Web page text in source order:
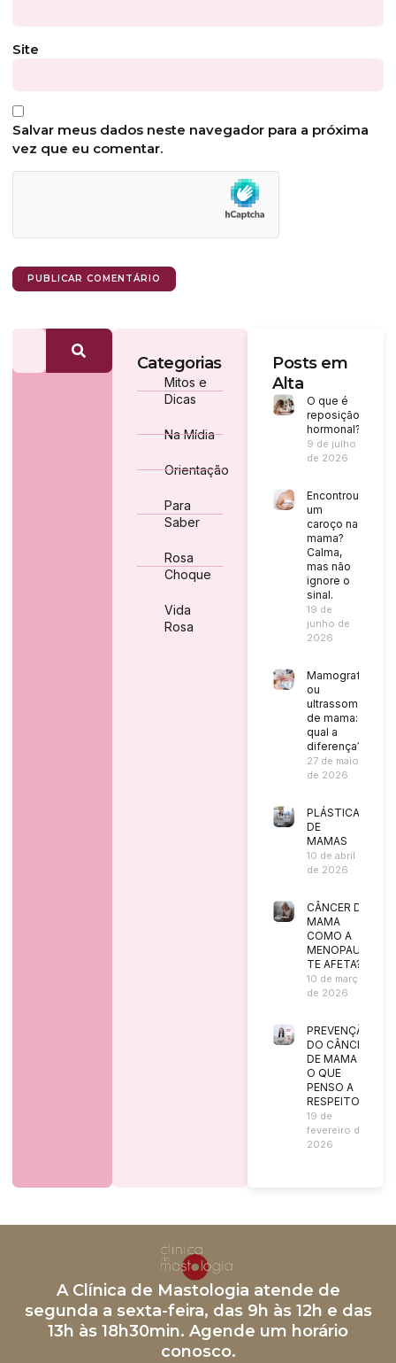
Site
Salvar meus dados neste navegador para a próxima
vez que eu comentar.
Categorias
Mitos e
Dicas
Na Mídia
Orientação
Para
Saber
Rosa
Choque
Vida
Rosa
Posts em
Alta
O que é
reposição
hormonal?
9 de julho
de 2026
Encontrou
um
caroço na
mama?
Calma,
mas não
ignore o
sinal.
19 de
junho de
2026
Mamografia
ou
ultrassom
de mama:
qual a
diferença?
27 de maio
de 2026
PLÁSTICA
DE
MAMAS
10 de abril
de 2026
CÂNCER DE
MAMA
COMO A
MENOPAUSA
TE AFETA?
10 de março
de 2026
PREVENÇÃO
DO CÂNCER
DE MAMA |
O QUE
PENSO A
RESPEITO?
19 de
fevereiro de
2026
A Clínica de Mastologia atende de
segunda a sexta-feira, das 9h às 12h e das
13h às 18h30min. Agende um horário
conosco.